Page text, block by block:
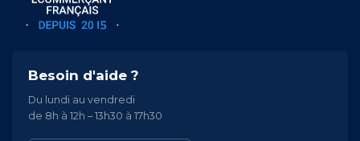
Besoin d'aide ?
Du lundi au vendredi
de 8h à 12h – 13h30 à 17h30